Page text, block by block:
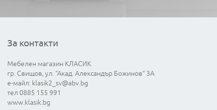
За контакти
Мебелен магазин КЛАСИК
гр. Свищов, ул. "Акад. Александър Божинов" 3А
е-майл: klasik2_sv@abv.bg
тел 0885 155 991
www.klasik.bg